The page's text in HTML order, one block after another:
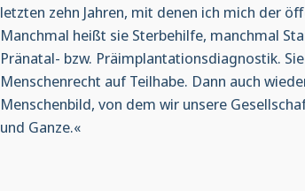
letzten zehn Jahren, mit denen ich mich der
Manchmal heißt sie Sterbehilfe, manchmal
Pränatal- bzw. Präimplantationsdiagnostik.
Menschenrecht auf Teilhabe. Dann auch
Menschenbild, von dem wir unsere
und Ganze.«